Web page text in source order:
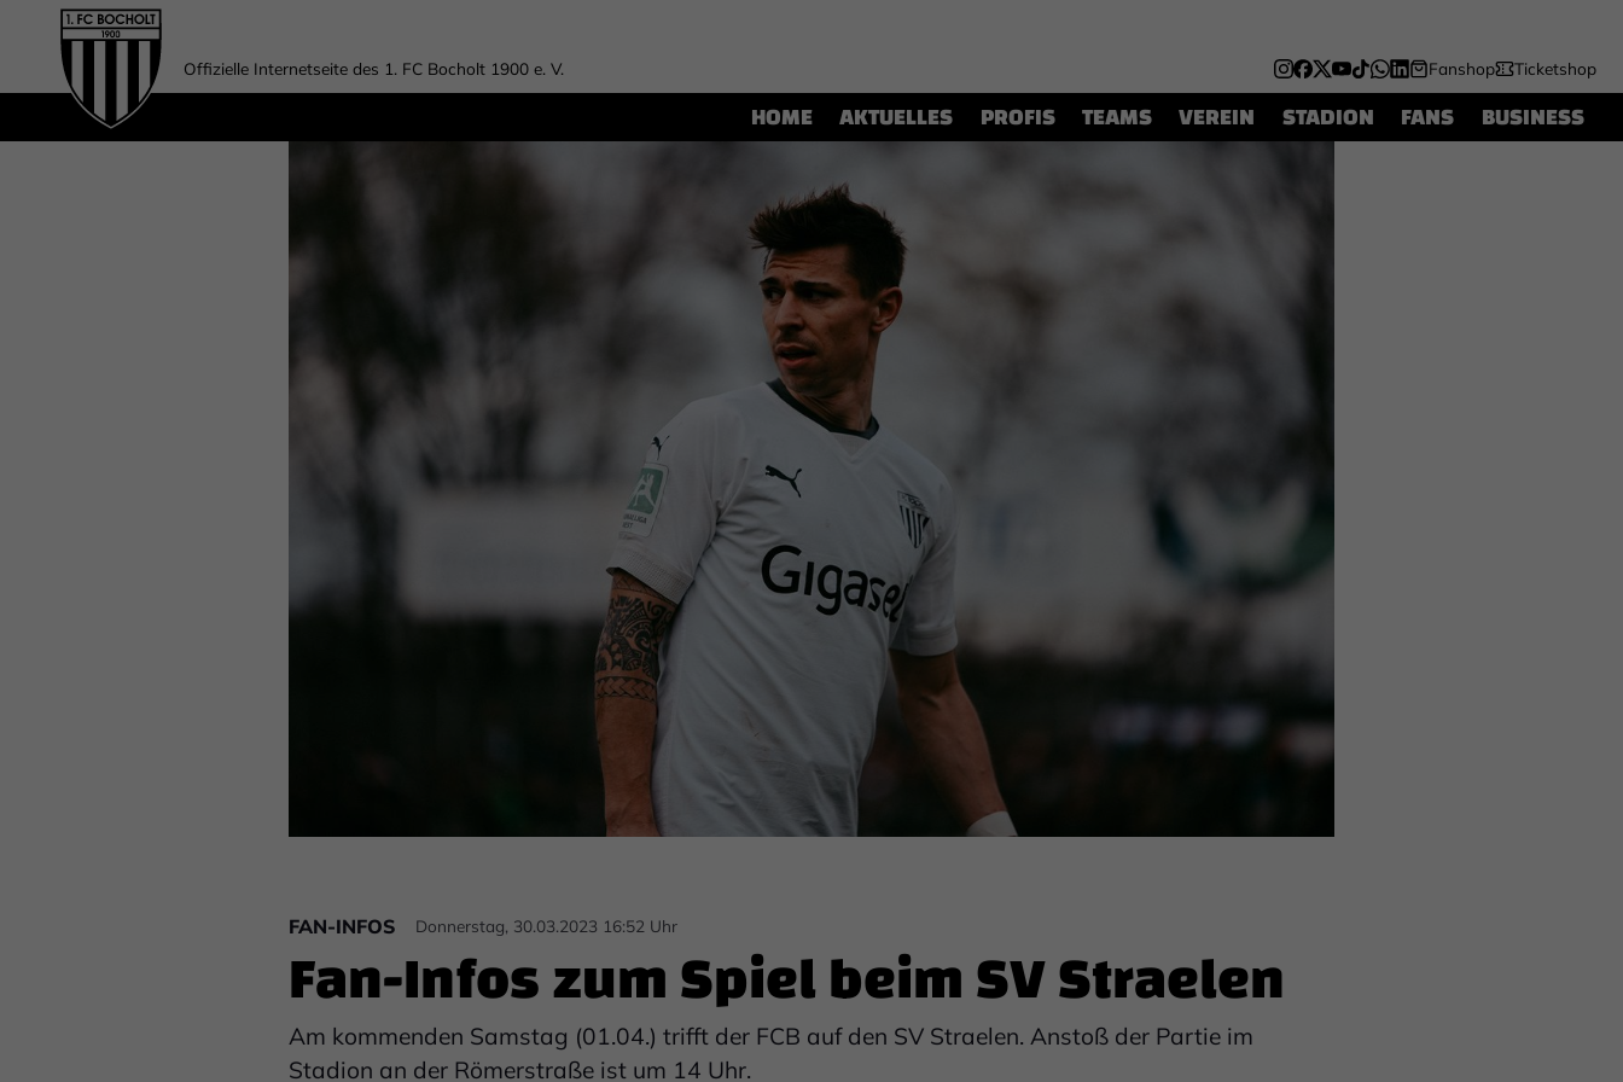
Offizielle Internetseite des 1. FC Bocholt 1900 e. V. Fanshop Ticketshop
HOME AKTUELLES PROFIS TEAMS VEREIN STADION FANS BUSINESS
FAN-INFOS Donnerstag, 30.03.2023 16:52 Uhr
Fan-Infos zum Spiel beim SV Straelen
Am kommenden Samstag (01.04.) trifft der FCB auf den SV Straelen. Anstoß der Partie im
Stadion an der Römerstraße ist um 14 Uhr.